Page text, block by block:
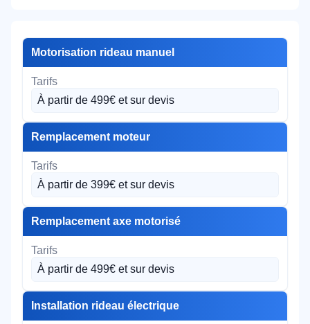
Motorisation rideau manuel
À partir de 499€ et sur devis
Remplacement moteur
À partir de 399€ et sur devis
Remplacement axe motorisé
À partir de 499€ et sur devis
Installation rideau électrique